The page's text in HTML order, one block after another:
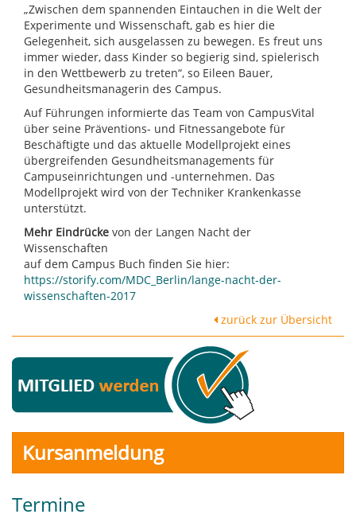
„Zwischen dem spannenden Eintauchen in die Welt der
Experimente und Wissenschaft, gab es hier die
Gelegenheit, sich ausgelassen zu bewegen. Es freut uns
immer wieder, dass Kinder so begierig sind, spielerisch
in den Wettbewerb zu treten“, so Eileen Bauer,
Gesundheitsmanagerin des Campus.
Auf Führungen informierte das Team von CampusVital
über seine Präventions- und Fitnessangebote für
Beschäftigte und das aktuelle Modellprojekt eines
übergreifenden Gesundheitsmanagements für
Campuseinrichtungen und -unternehmen. Das
Modellprojekt wird von der Techniker Krankenkasse
unterstützt.
Mehr Eindrücke von der Langen Nacht der
Wissenschaften
auf dem Campus Buch finden Sie hier:
https://storify.com/MDC_Berlin/lange-nacht-der-
wissenschaften-2017
zurück zur Übersicht
Kursanmeldung
Termine